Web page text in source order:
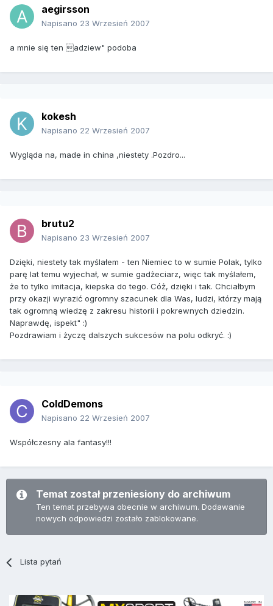
aegirsson
Napisano 23 Wrzesień 2007
a mnie się ten adziew" podoba
kokesh
Napisano 22 Wrzesień 2007
Wygląda na, made in china ,niestety .Pozdro...
brutu2
Napisano 23 Wrzesień 2007
Dzięki, niestety tak myślałem - ten Niemiec to w sumie Polak, tylko
parę lat temu wyjechał, w sumie gadżeciarz, więc tak myślałem,
że to tylko imitacja, kiepska do tego. Cóż, dzięki i tak. Chciałbym
przy okazji wyrazić ogromny szacunek dla Was, ludzi, którzy mają
tak ogromną wiedzę z zakresu historii i pokrewnych dziedzin.
Naprawdę, ispekt" :)
Pozdrawiam i życzę dalszych sukcesów na polu odkryć. :)
ColdDemons
Napisano 22 Wrzesień 2007
Współczesny ala fantasy!!!
Temat został przeniesiony do archiwum
Ten temat przebywa obecnie w archiwum. Dodawanie
nowych odpowiedzi zostało zablokowane.
Lista pytań